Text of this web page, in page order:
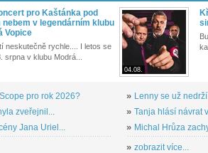
pro Kaštánka pod
v legendárním klubu
Vopice
neskutečně rychle.... I letos se
srpna v klubu Modrá...
pro rok 2026?
zveřejnil...
Jana Uriel...
04.08.
» Lenny se už
» Tanja hlásí návrat
» Michal Hrůza
» zobrazit více...